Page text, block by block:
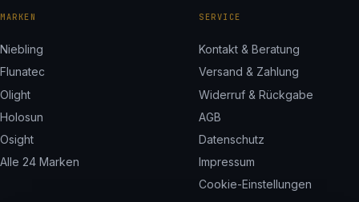
MARKEN
Niebling
Flunatec
Olight
Holosun
Osight
Alle 24 Marken
SERVICE
Kontakt & Beratung
Versand & Zahlung
Widerruf & Rückgabe
AGB
Datenschutz
Impressum
Cookie-Einstellungen